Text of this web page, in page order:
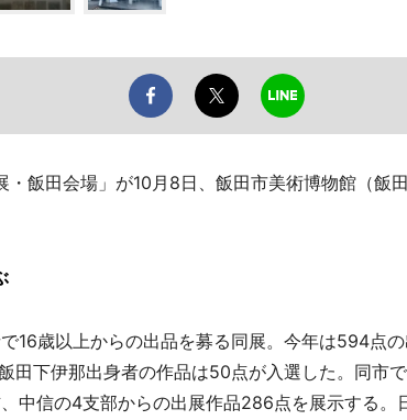
飯田会場」が10月8日、飯田市美術博物館（飯
16歳以上からの出品を募る同展。今年は594点
田下伊那出身者の作品は50点が入選した。同市
中信の4支部からの出展作品286点を展示する